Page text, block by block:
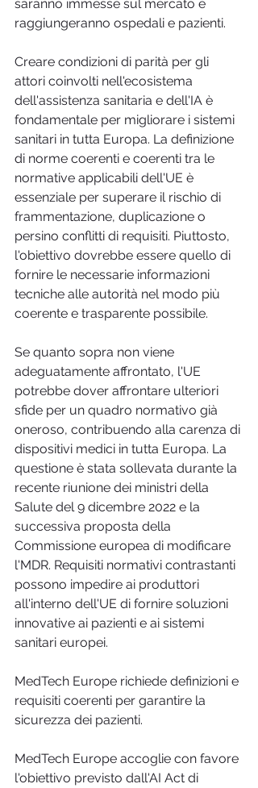
saranno immesse sul mercato e
raggiungeranno ospedali e pazienti.
Creare condizioni di parità per gli
attori coinvolti nell'ecosistema
dell'assistenza sanitaria e dell'IA è
fondamentale per migliorare i sistemi
sanitari in tutta Europa. La definizione
di norme coerenti e coerenti tra le
normative applicabili dell'UE è
essenziale per superare il rischio di
frammentazione, duplicazione o
persino conflitti di requisiti. Piuttosto,
l'obiettivo dovrebbe essere quello di
fornire le necessarie informazioni
tecniche alle autorità nel modo più
coerente e trasparente possibile.
Se quanto sopra non viene
adeguatamente affrontato, l'UE
potrebbe dover affrontare ulteriori
sfide per un quadro normativo già
oneroso, contribuendo alla carenza di
dispositivi medici in tutta Europa. La
questione è stata sollevata durante la
recente riunione dei ministri della
Salute del 9 dicembre 2022 e la
successiva proposta della
Commissione europea di modificare
l'MDR. Requisiti normativi contrastanti
possono impedire ai produttori
all'interno dell'UE di fornire soluzioni
innovative ai pazienti e ai sistemi
sanitari europei.
MedTech Europe richiede definizioni e
requisiti coerenti per garantire la
sicurezza dei pazienti.
MedTech Europe accoglie con favore
l'obiettivo previsto dall'AI Act di